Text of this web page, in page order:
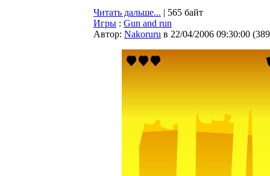
Читать дальше... | 565 байт
Игры : Gun and run
Автор: Nakoruru в 22/04/2006 09:30:00 (